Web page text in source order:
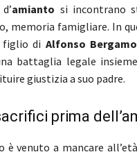
amianto si incontrano
memoria famigliare. In
figlio di Alfonso Bergamo
battaglia legale
giustizia a suo padre.
prima
è venuto a mancare